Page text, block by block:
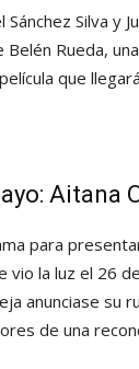
Sánchez Silva y
Belén Rueda,
que
Aitana
para
vio la luz el 26
anunciase su
de una